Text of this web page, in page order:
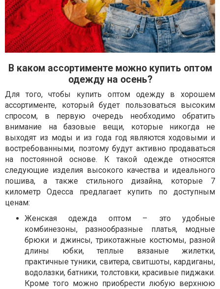
В каком ассортименте можно купить оптом
одежду на осень?
Для того, чтобы купить оптом одежду в хорошем
ассортименте, который будет пользоваться высоким
спросом, в первую очередь необходимо обратить
внимание на базовые вещи, которые никогда не
выходят из моды и из года год являются ходовыми и
востребованными, поэтому будут активно продаваться
на постоянной основе. К такой одежде относятся
следующие изделия высокого качества и идеального
пошива, а также стильного дизайна, которые 7
километр Одесса предлагает купить по доступным
ценам:
Женская одежда оптом – это удобные
комбинезоны, разнообразные платья, модные
брюки и джинсы, трикотажные костюмы, разной
длины юбки, теплые вязаные жилетки,
практичные туники, свитера, свитшоты, кардиганы,
водолазки, батники, толстовки, красивые пиджаки.
Кроме того можно приобрести любую верхнюю